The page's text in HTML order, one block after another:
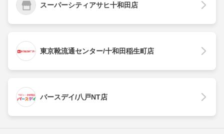
スーパーシティアサヒ十和田店
東京靴流通センター/十和田稲生町店
バースデイ/八戸NT店